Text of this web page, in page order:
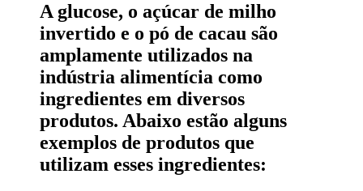
A glucose, o açúcar de milho
invertido e o pó de cacau são
amplamente utilizados na
indústria alimentícia como
ingredientes em diversos
produtos. Abaixo estão alguns
exemplos de produtos que
utilizam esses ingredientes: